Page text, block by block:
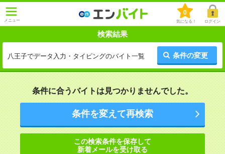
メニュー
0
気になる！ ログイン
検索結果
八王子でデータ入力・タイピングのバイト一覧 条件の変更
条件に合うバイトは見つかりませんでした。
条件を変えて再検索
この検索条件を保存して
新着メールを受け取る